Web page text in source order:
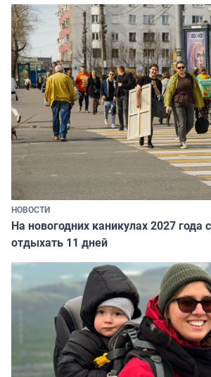
НОВОСТИ
На новогодних каникулах 2027 года
отдыхать 11 дней